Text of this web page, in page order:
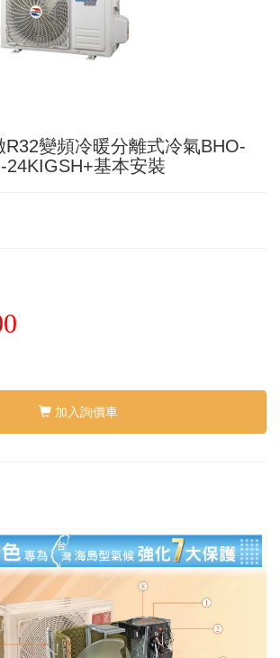
變頻冷暖分離式冷氣BHO-
24KIGSH+基本安裝
加入詢價車